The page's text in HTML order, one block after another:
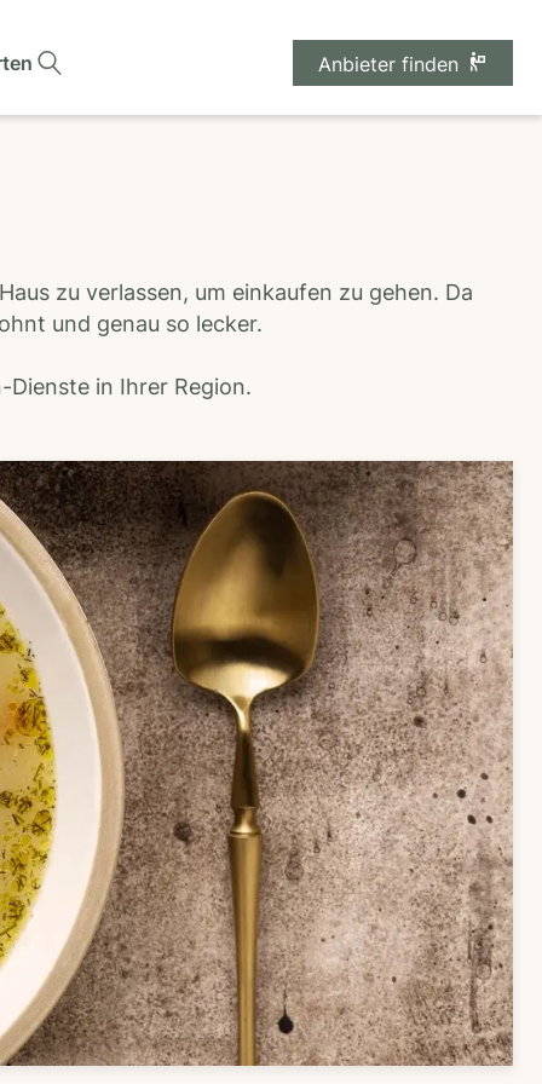
Anbieter finden
zu verlassen, um einkaufen zu gehen. Da
und genau so lecker.
Dienste in Ihrer Region.